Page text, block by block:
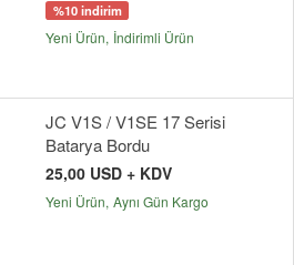
%10 indirim
Yeni Ürün İndirimli Ürün
JC V1S / V1SE 17 Serisi
Batarya Bordu
25,00 USD + KDV
Yeni Ürün Aynı Gün Kargo